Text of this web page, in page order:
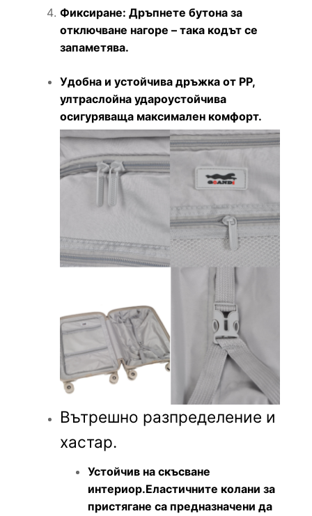
Фиксиране: Дръпнете бутона за
отключване нагоре – така кодът се
запаметява.
Удобна и устойчива дръжка от PP,
ултраслойна удароустойчива
осигуряваща максимален комфорт.
Вътрешно разпределение и
хастар.
Устойчив на скъсване
интериор.Еластичните колани за
пристягане са предназначени да